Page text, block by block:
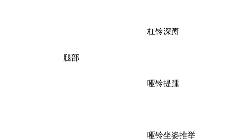
腿部
杠铃深蹲
哑铃提踵
哑铃坐姿推举